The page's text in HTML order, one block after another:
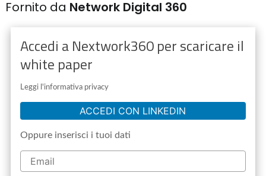
Fornito da Network Digital 360
Accedi a Nextwork360 per scaricare il
white paper
Leggi l'informativa privacy
ACCEDI CON LINKEDIN
Oppure inserisci i tuoi dati